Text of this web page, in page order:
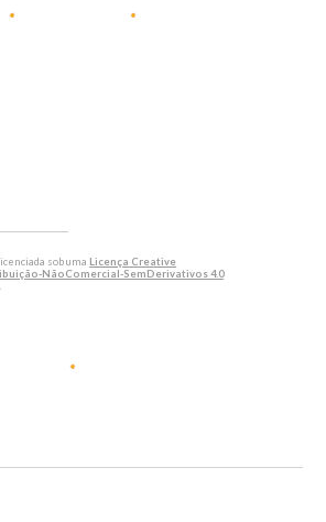
sob uma Licença Creative
NãoComercial-SemDerivativos 4.0